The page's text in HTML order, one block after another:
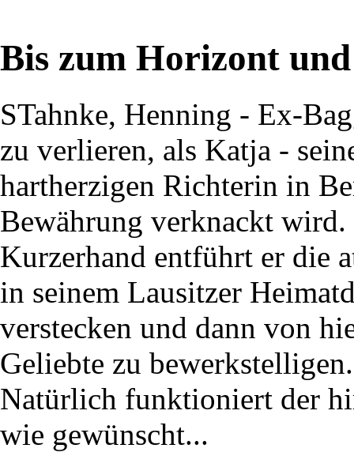
Bis zum Horizont
STahnke, Henning - Ex-
zu verlieren, als Katja -
hartherzigen Richterin in
Bewährung verknackt wird.
Kurzerhand entführt er die
in seinem Lausitzer
verstecken und dann von
Geliebte zu bewerkstelligen.
Natürlich funktioniert der
wie gewünscht...